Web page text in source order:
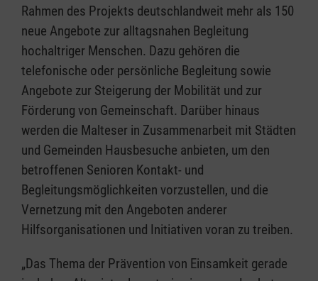
Rahmen des Projekts deutschlandweit mehr als 150
neue Angebote zur alltagsnahen Begleitung
hochaltriger Menschen. Dazu gehören die
telefonische oder persönliche Begleitung sowie
Angebote zur Steigerung der Mobilität und zur
Förderung von Gemeinschaft. Darüber hinaus
werden die Malteser in Zusammenarbeit mit Städten
und Gemeinden Hausbesuche anbieten, um den
betroffenen Senioren Kontakt- und
Begleitungsmöglichkeiten vorzustellen, und die
Vernetzung mit den Angeboten anderer
Hilfsorganisationen und Initiativen voran zu treiben.
„Das Thema der Prävention von Einsamkeit gerade